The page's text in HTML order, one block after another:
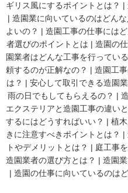
ギリス風にするポイントとは？ |
| 造園業に向いているのはどんな
よいの？ | 造園工事の仕事には
者選びのポイントとは | 造園の
園業者はどんな工事を行ってい
頼するのが正解なの？ | 造園工
は？ | 安心して取引できる造園
雨の日でもしてもらえるの？ |
エクステリアと造園工事の違い
するにはどうすればいい？ | 植
きに注意すべきポイントとは？ |
トやデメリットとは？ | 庭工事
造園業者の選び方とは？ | 造園
| 造園の仕事に向いているのは